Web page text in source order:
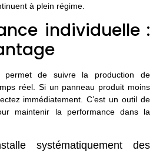
à plein régime.
individuelle :
permet de suivre la production de
réel. Si un panneau produit moins
immédiatement. C’est un outil de
maintenir la performance dans la
systématiquement des